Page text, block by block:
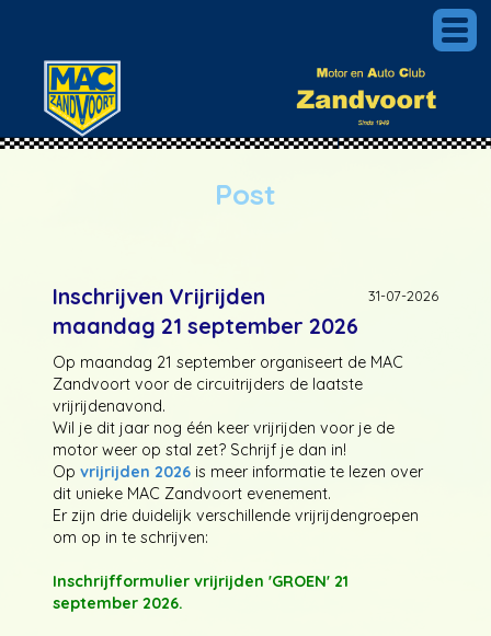
Post
31-07-2026
Inschrijven Vrijrijden
maandag 21 september 2026
Op maandag 21 september organiseert de MAC
Zandvoort voor de circuitrijders de laatste
vrijrijdenavond.
Wil je dit jaar nog één keer vrijrijden voor je de
motor weer op stal zet? Schrijf je dan in!
Opvrijrijden 2026 is meer informatie te lezen over
dit unieke MAC Zandvoort evenement.
Er zijn drie duidelijk verschillende vrijrijdengroepen
om op in te schrijven:
Inschrijfformulier vrijrijden 'GROEN' 21
september 2026.